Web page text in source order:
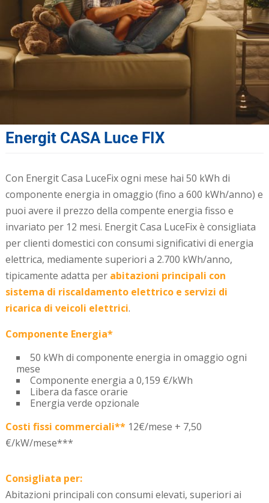
Energit CASA Luce FIX
Con Energit Casa LuceFix ogni mese hai 50 kWh di
componente energia in omaggio (fino a 600 kWh/anno) e
puoi avere il prezzo della compente energia fisso e
invariato per 12 mesi. Energit Casa LuceFix è consigliata
per clienti domestici con consumi significativi di energia
elettrica, mediamente superiori a 2.700 kWh/anno,
tipicamente adatta per abitazioni principali con
sistema di riscaldamento elettrico e servizi di
ricarica di veicoli elettrici.
Componente Energia*
50 kWh di componente energia in omaggio ogni
mese
Componente energia a 0,159 €/kWh
Libera da fasce orarie
Energia verde opzionale
Costi fissi commerciali** 12€/mese + 7,50
€/kW/mese***
Consigliata per:
Abitazioni principali con consumi elevati, superiori ai